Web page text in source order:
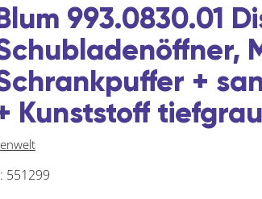
993.0830.01
+
Kunststoff
551299